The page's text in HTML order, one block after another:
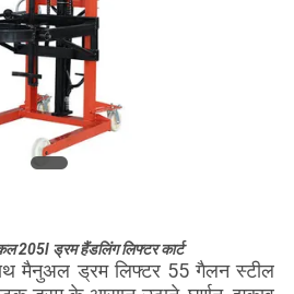
205l ड्रम हैंडलिंग लिफ्टर कार्ट
मैनुअल ड्रम लिफ्टर 55 गैलन स्टील